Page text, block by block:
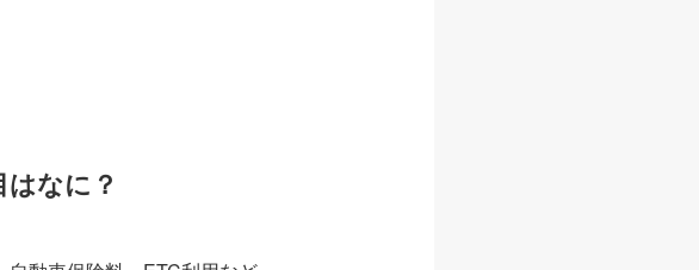
なに？